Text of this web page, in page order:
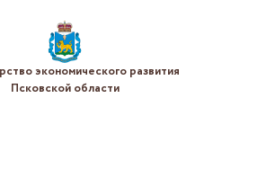
экономического развития
Псковской области